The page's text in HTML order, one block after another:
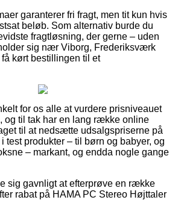
garanterer fri fragt, men tit kun hvis
beløb. Som alternativ burde du
fragtløsning, der gerne – uden
sig nær Viborg, Frederiksværk
kørt bestillingen til et
for os alle at vurdere prisniveauet
og til tak har en lang række online
til at nedsætte udsalgspriserne på
test produkter – til børn og babyer, og
– markant, og endda nogle gange
sig gavnligt at efterprøve en række
rabat på HAMA PC Stereo Højttaler